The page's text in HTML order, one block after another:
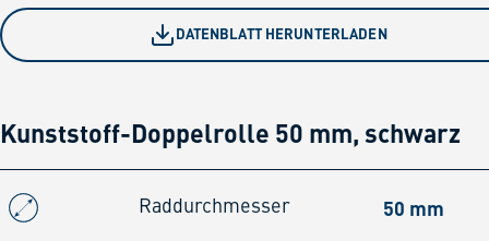
DATENBLATT HERUNTERLADEN
Kunststoff-Doppelrolle 50 mm, schwarz
Raddurchmesser 50 mm